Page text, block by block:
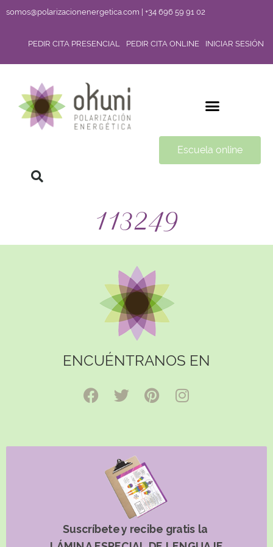
somos@polarizacionenergetica.com | +34 696 59 91 02
PEDIR CITA PRESENCIAL PEDIR CITA ONLINE INICIAR SESIÓN
Escuela online
113249
ENCUÉNTRANOS EN
Suscríbete y recibe gratis la